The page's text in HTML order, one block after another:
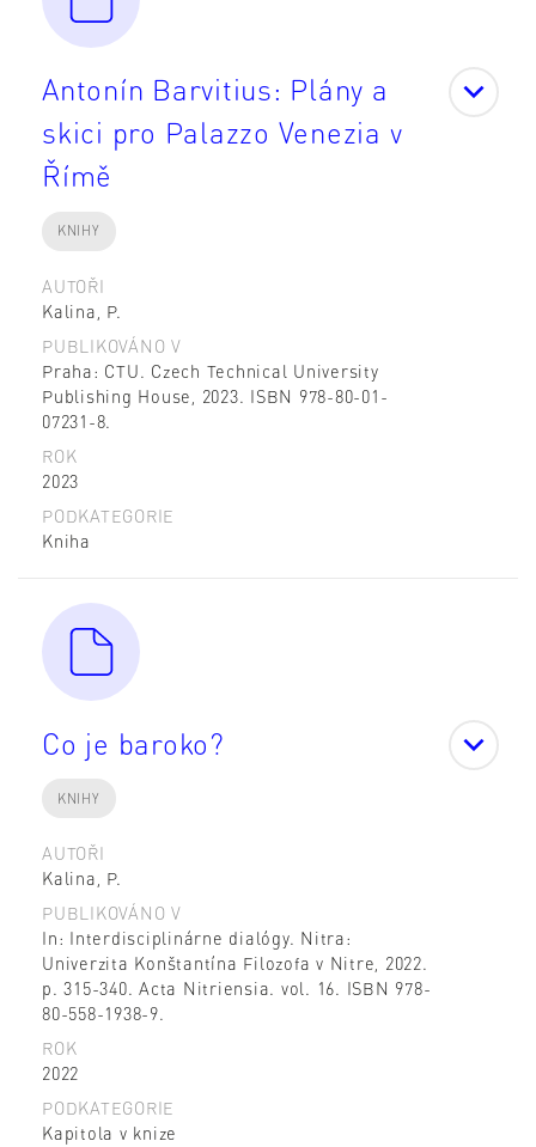
Antonín Barvitius: Plány a
skici pro Palazzo Venezia v
Římě
KNIHY
AUTOŘI
Kalina, P.
PUBLIKOVÁNO V
Praha: CTU. Czech Technical University
Publishing House, 2023. ISBN 978-80-01-
07231-8.
ROK
2023
PODKATEGORIE
Kniha
Co je baroko?
KNIHY
AUTOŘI
Kalina, P.
PUBLIKOVÁNO V
In: Interdisciplinárne dialógy. Nitra:
Univerzita Konštantína Filozofa v Nitre, 2022.
p. 315-340. Acta Nitriensia. vol. 16. ISBN 978-
80-558-1938-9.
ROK
2022
PODKATEGORIE
Kapitola v knize